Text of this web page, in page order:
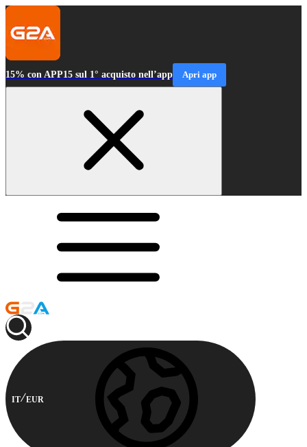
15% con APP15 sul 1° acquisto nell’app Apri app
IT EUR